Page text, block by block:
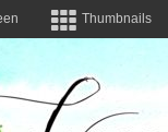
Thumbnails